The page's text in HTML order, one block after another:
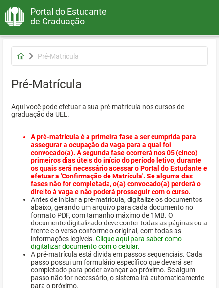
Portal do Estudante
de Graduação
Pré-Matrícula
Pré-Matrícula
Aqui você pode efetuar a sua pré-matrícula nos cursos de
graduação da UEL.
A pré-matrícula é a primeira fase a ser cumprida para
assegurar a ocupação da vaga para a qual foi
convocado(a). A segunda fase ocorrerá nos 05 (cinco)
primeiros dias úteis do início do período letivo, durante
os quais será necessário acessar o Portal do Estudante e
efetuar a 'Confirmação de Matrícula'. Se alguma das
fases não for completada, o(a) convocado(a) perderá o
direito à vaga e não poderá prosseguir com o curso.
Antes de iniciar a pré-matrícula, digitalize os documentos
abaixo, gerando um arquivo para cada documento no
formato PDF, com tamanho máximo de 1MB. O
documento digitalizado deve conter todas as páginas ou a
frente e o verso conforme o original, com todas as
informações legíveis. Clique aqui para saber como
digitalizar documento com o celular.
A pré-matrícula está divida em passos sequenciais. Cada
passo possui um formulário específico que deverá ser
completado para poder avançar ao próximo. Se algum
passo não for necessário, o sistema irá automaticamente
para o próximo.